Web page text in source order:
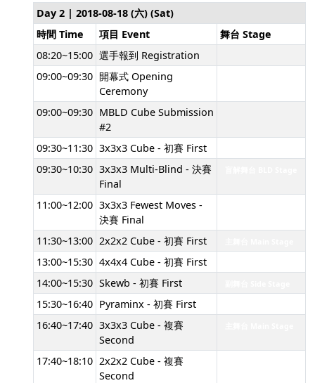
Day 2 | 2018-08-18 (六) (Sat)
時間 Time
項目 Event
舞台 Stage
08:20~15:00 選手報到 Registration
09:00~09:30 開幕式 Opening
Ceremony
09:00~09:30 MBLD Cube Submission
#2
09:30~11:30 3x3x3 Cube - 初賽 First
09:30~10:30 3x3x3 Multi-Blind - 決賽
Final
11:00~12:00 3x3x3 Fewest Moves -
決賽 Final
11:30~13:00 2x2x2 Cube - 初賽 First
13:00~15:30 4x4x4 Cube - 初賽 First
14:00~15:30 Skewb - 初賽 First
15:30~16:40 Pyraminx - 初賽 First
16:40~17:40 3x3x3 Cube - 複賽
Second
17:40~18:10 2x2x2 Cube - 複賽
Second